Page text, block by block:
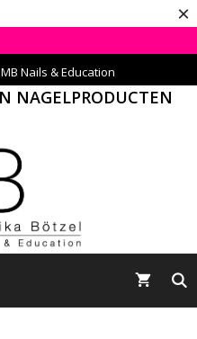
×
Nails & Education
NAGELPRODUCTEN